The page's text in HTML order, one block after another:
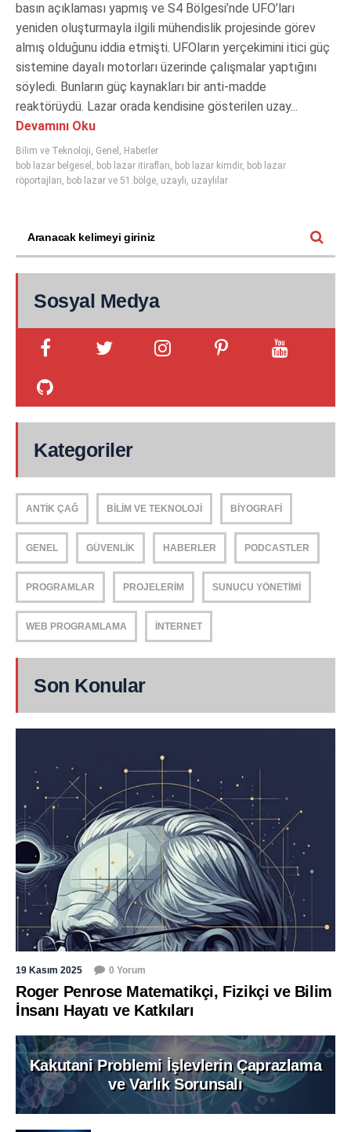
basın açıklaması yapmış ve S4 Bölgesi’nde UFO’ları
yeniden oluşturmayla ilgili mühendislik projesinde görev
almış olduğunu iddia etmişti. UFOların yerçekimini itici güç
sistemine dayalı motorları üzerinde çalışmalar yaptığını
söyledi. Bunların güç kaynakları bir anti-madde
reaktörüydü. Lazar orada kendisine gösterilen uzay...
Devamını Oku
Bilim ve Teknoloji, Genel , Haberler
bob lazar belgesel , bob lazar itirafları, bob lazar kimdir, bob lazar
röportajları, bob lazar ve 51.bölge, uzaylı, uzaylılar
Sosyal Medya
Kategoriler
ANTIK ÇAĞ BILIM VE TEKNOLOJI BIYOGRAFI
GENEL GÜVENLIK HABERLER PODCASTLER
PROGRAMLAR PROJELERIM SUNUCU YÖNETIMI
WEB PROGRAMLAMA İNTERNET
Son Konular
19 Kasım 2025 0 Yorum
Roger Penrose Matematikçi, Fizikçi ve Bilim
İnsanı Hayatı ve Katkıları
Kakutani Problemi İşlevlerin Çaprazlama
ve Varlık Sorunsalı